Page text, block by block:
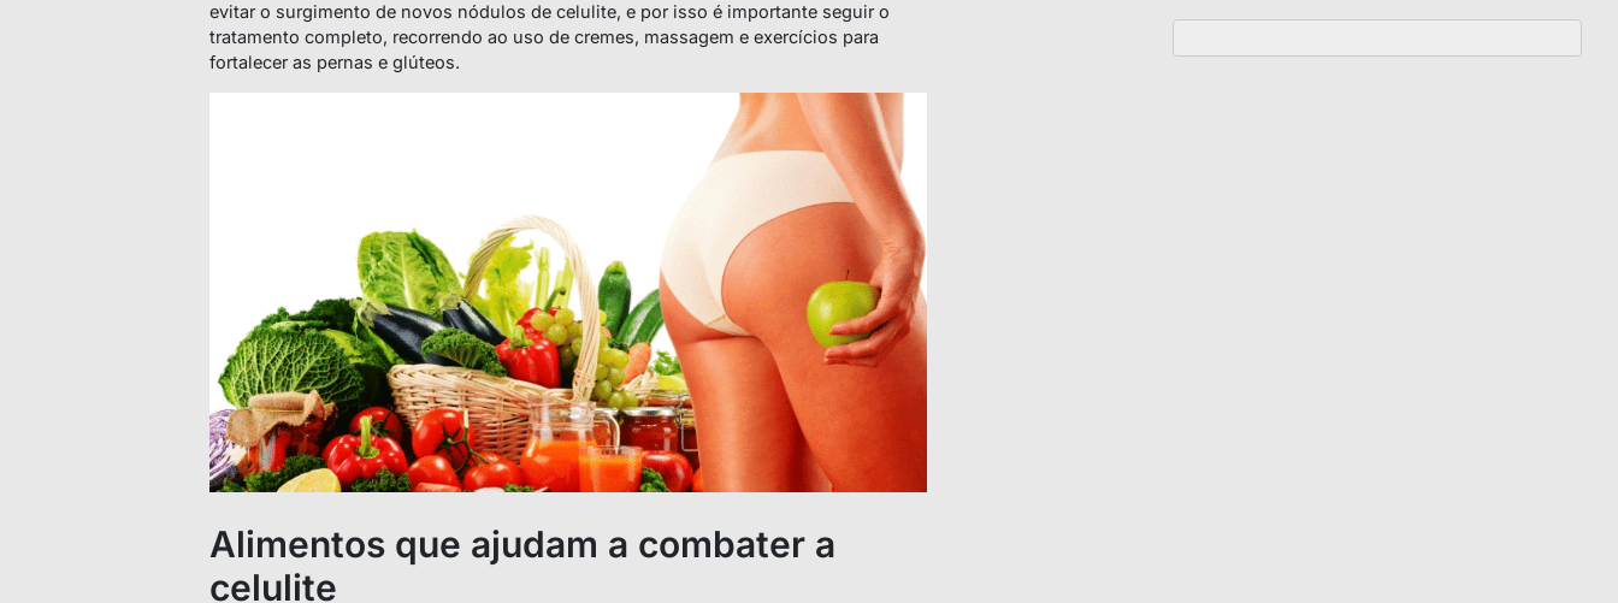
evitar o surgimento de novos nódulos de celulite, e por isso é importante seguir o
tratamento completo, recorrendo ao uso de cremes, massagem e exercícios para
fortalecer as pernas e glúteos.
Alimentos que ajudam a combater a
celulite